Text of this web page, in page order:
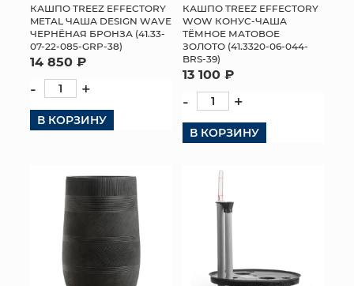
КАШПО TREEZ EFFECTORY
METAL ЧАША DESIGN WAVE
ЧЕРНЁНАЯ БРОНЗА (41.33-
07-22-085-GRP-38)
14 850 ₽
- +
В КОРЗИНУ
КАШПО TREEZ EFFECTORY
WOW КОНУС-ЧАША
ТЁМНОЕ МАТОВОЕ
ЗОЛОТО (41.3320-06-044-
BRS-39)
13 100 ₽
- +
В КОРЗИНУ